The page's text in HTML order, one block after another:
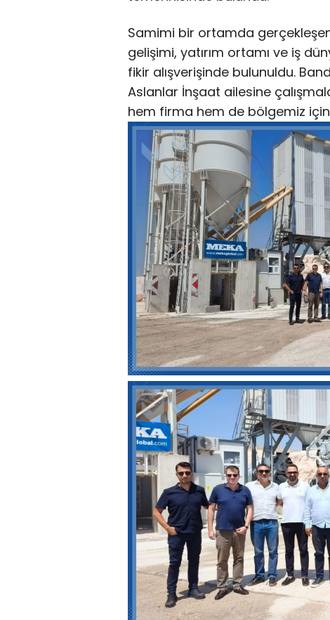
gelişimi, yatırım ortamı ve iş
fikir alışverişinde bulunuldu.
Aslanlar İnşaat ailesine
hem firma hem de bölgemiz için